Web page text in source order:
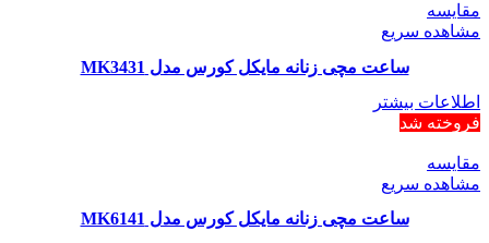
مقایسه
مشاهده سریع
ساعت مچی زنانه مایکل کورس مدل MK3431
اطلاعات بیشتر
فروخته شد
مقایسه
مشاهده سریع
ساعت مچی زنانه مایکل کورس مدل MK6141